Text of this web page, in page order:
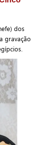
dos
gravação